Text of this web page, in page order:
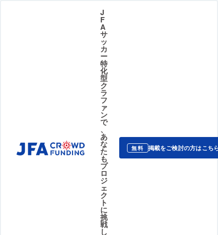
J
F
A
サ
ッ
カ
ー
特
化
型
ク
ラ
フ
ァ
ン
で
、
あ
な
た
も
プ
ロ
ジ
ェ
ク
ト
に
挑
戦
し
無料 掲載をご検討の方はこち